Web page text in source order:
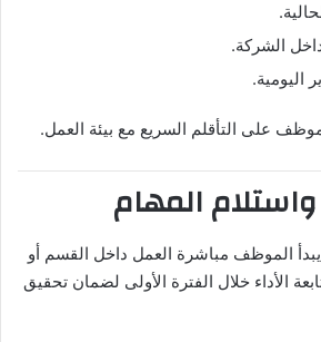
الشركة.
اليومية.
على التأقلم السريع مع بيئة العمل.
يبدأ الموظف مباشرة العمل داخل القسم أو
الأداء خلال الفترة الأولى لضمان تحقيق